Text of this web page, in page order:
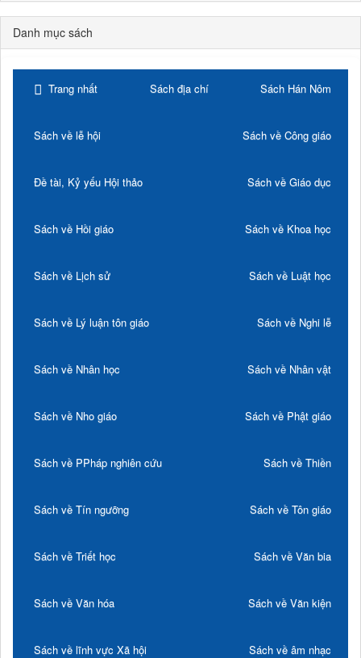
Danh mục sách
Trang nhất Sách địa chí Sách Hán Nôm
Sách về lễ hội Sách về Công giáo
Đề tài, Kỷ yếu Hội thảo Sách về Giáo dục
Sách về Hồi giáo Sách về Khoa học
Sách về Lịch sử Sách về Luật học
Sách về Lý luận tôn giáo Sách về Nghi lễ
Sách về Nhân học Sách về Nhân vật
Sách về Nho giáo Sách về Phật giáo
Sách về PPháp nghiên cứu Sách về Thiền
Sách về Tín ngưỡng Sách về Tôn giáo
Sách về Triết học Sách về Văn bia
Sách về Văn hóa Sách về Văn kiện
Sách về lĩnh vực Xã hội Sách về âm nhạc